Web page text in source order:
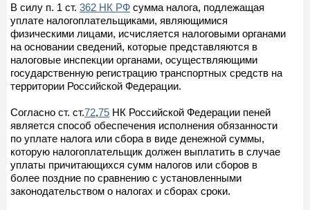
В силу п. 1 ст. 362 НК РФ сумма налога, подлежащая
уплате налогоплательщиками, являющимися
физическими лицами, исчисляется налоговыми органами
на основании сведений, которые представляются в
налоговые инспекции органами, осуществляющими
государственную регистрацию транспортных средств на
территории Российской Федерации.
Согласно ст. ст.72,75 НК Российской Федерации пеней
является способ обеспечения исполнения обязанности
по уплате налога или сбора в виде денежной суммы,
которую налогоплательщик должен выплатить в случае
уплаты причитающихся сумм налогов или сборов в
более поздние по сравнению с установленными
законодательством о налогах и сборах сроки.